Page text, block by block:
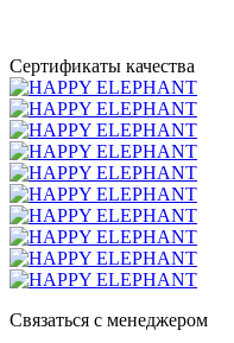
Сертификаты качества
Связаться с менеджером